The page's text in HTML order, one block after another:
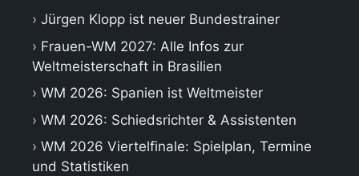
Jürgen Klopp ist neuer Bundestrainer
Frauen-WM 2027: Alle Infos zur
Weltmeisterschaft in Brasilien
WM 2026: Spanien ist Weltmeister
WM 2026: Schiedsrichter & Assistenten
WM 2026 Viertelfinale: Spielplan, Termine
und Statistiken